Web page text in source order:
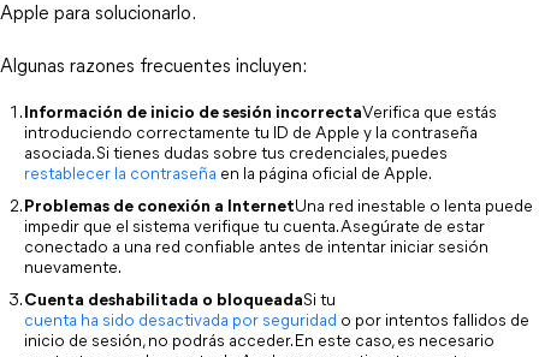
Apple para solucionarlo.
Algunas razones frecuentes incluyen:
Información de inicio de sesión incorrectaVerifica que estás
introduciendo correctamente tu ID de Apple y la contraseña
asociada. Si tienes dudas sobre tus credenciales, puedes
restablecer la contraseña en la página oficial de Apple.
Problemas de conexión a InternetUna red inestable o lenta puede
impedir que el sistema verifique tu cuenta. Asegúrate de estar
conectado a una red confiable antes de intentar iniciar sesión
nuevamente.
Cuenta deshabilitada o bloqueadaSi tu
cuenta ha sido desactivada por seguridad o por intentos fallidos de
inicio de sesión, no podrás acceder. En este caso, es necesario